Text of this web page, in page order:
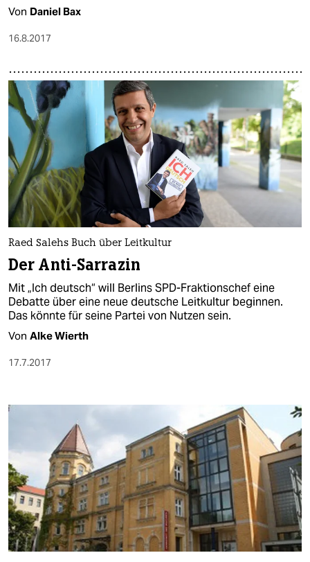
Von Daniel Bax
16.8.2017
Raed Salehs Buch über Leitkultur
Der Anti-Sarrazin
Mit „Ich deutsch“ will Berlins SPD-Fraktionschef eine
Debatte über eine neue deutsche Leitkultur beginnen.
Das könnte für seine Partei von Nutzen sein.
Von Alke Wierth
17.7.2017